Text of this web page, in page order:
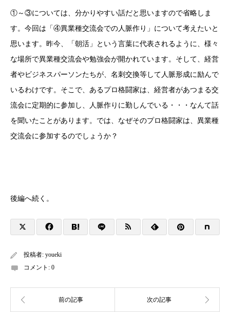
①～③については、分かりやすい話だと思いますので省略しま
す。今回は「④異業種交流会での人脈作り」について考えたいと
思います。昨今、「朝活」という言葉に代表されるように、様々
な場所で異業種交流会や勉強会が開かれています。そして、経営
者やビジネスパーソンたちが、名刺交換等して人脈形成に励んで
いるわけです。そこで、あるプロ格闘家は、経営者があつまる交
流会に定期的に参加し、人脈作りに勤しんでいる・・・なんて話
を聞いたことがあります。では、なぜそのプロ格闘家は、異業種
交流会に参加するのでしょうか？
後編へ続く。
投稿者: youeki
コメント: 0